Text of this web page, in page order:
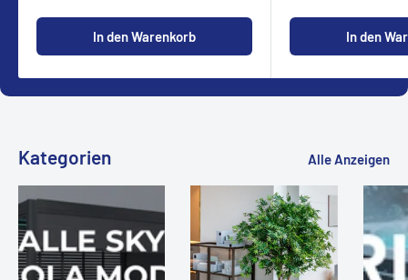
In den Warenkorb In den
Kategorien Alle Anzeigen